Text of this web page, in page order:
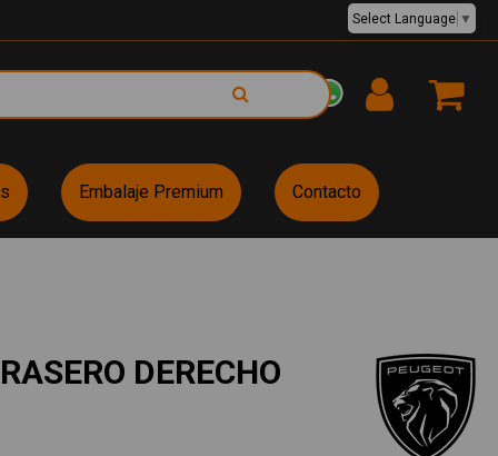
EUR €
Select Language ▼
Embalaje Premium Contacto
DERECHO